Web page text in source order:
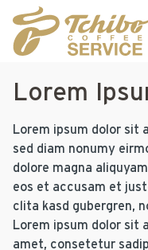
Zum Hauptinhalt
Lorem
Lorem ipsum dolor sit
sed diam nonumy
dolore magna
eos et accusam et
clita kasd gubergren,
Lorem ipsum dolor sit
amet, consetetur